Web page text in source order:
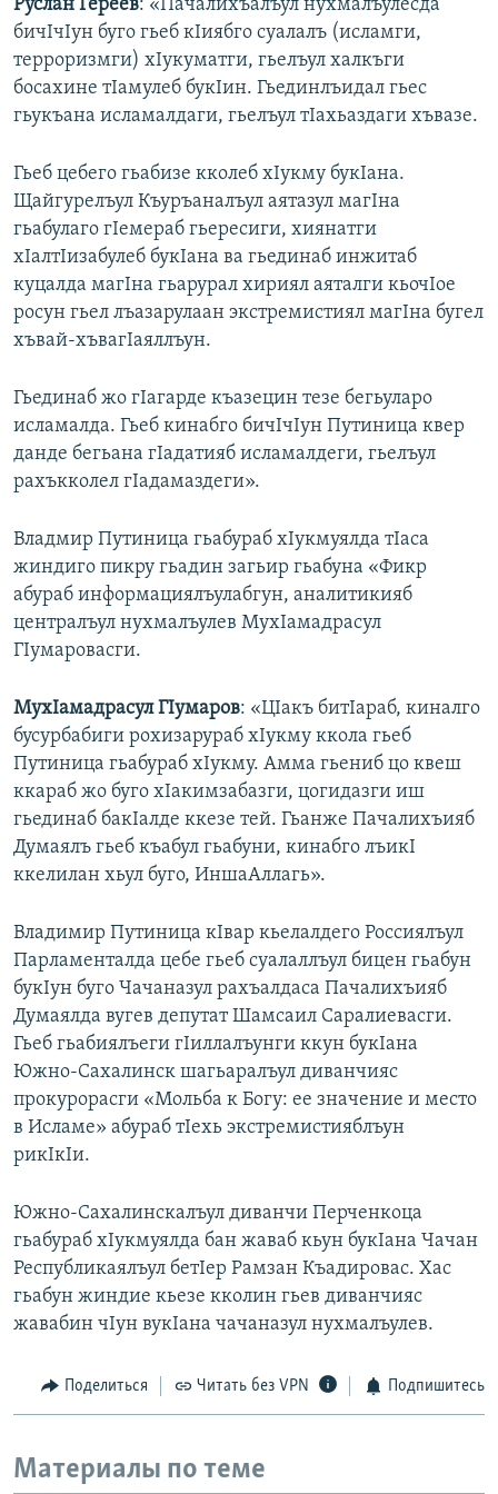
Руслан Гереев: «Пачалихъалъул нухмалъулесда
бичIчIун буго гьеб кIиябго суалалъ (исламги,
терроризмги) хIукуматги, гьелъул халкъги
босахине тIамулеб букIин. Гьединлъидал гьес
гьукъана исламалдаги, гьелъул тIахьаздаги хъвазе.
Гьеб цебего гьабизе кколеб хIукму букIана.
Щайгурелъул Къуръаналъул аятазул магIна
гьабулаго гIемераб гьересиги, хиянатги
хIалтIизабулеб букIана ва гьединаб инжитаб
куцалда магIна гьарурал хириял аяталги кьочIое
росун гьел лъазарулаан экстремистиял магIна бугел
хъвай-хъвагIаяллъун.
Гьединаб жо гIагарде къазецин тезе бегьуларо
исламалда. Гьеб кинабго бичIчIун Путиница квер
данде бегьана гIадатияб исламалдеги, гьелъул
рахъкколел гIадамаздеги».
Владмир Путиница гьабураб хIукмуялда тIаса
жиндиго пикру гьадин загьир гьабуна «Фикр
абураб информациялъулабгун, аналитикияб
централъул нухмалъулев МухIамадрасул
ГIумаровасги.
МухIамадрасул ГIумаров: «ЦIакъ битIараб, киналго
бусурбабиги рохизарураб хIукму ккола гьеб
Путиница гьабураб хIукму. Амма гьениб цо квеш
ккараб жо буго хIакимзабазги, цогидазги иш
гьединаб бакIалде ккезе тей. Гьанже Пачалихъияб
Думаялъ гьеб къабул гьабуни, кинабго лъикI
ккелилан хьул буго, ИншаАллагь».
Владимир Путиница кIвар кьелалдего Россиялъул
Парламенталда цебе гьеб суалаллъул бицен гьабун
букIун буго Чачаназул рахъалдаса Пачалихъияб
Думаялда вугев депутат Шамсаил Саралиевасги.
Гьеб гьабиялъеги гIиллалъунги ккун букIана
Южно-Сахалинск шагьаралъул диванчияс
прокурорасги «Мольба к Богу: ее значение и место
в Исламе» абураб тIехь экстремистияблъун
рикIкIи.
Южно-Сахалинскалъул диванчи Перченкоца
гьабураб хIукмуялда бан жаваб кьун букIана Чачан
Республикаялъул бетIер Рамзан Къадировас. Хас
гьабун жиндие кьезе кколин гьев диванчияс
жавабин чIун вукIана чачаназул нухмалъулев.
Поделиться Читать без VPN Подпишитесь
Материалы по теме